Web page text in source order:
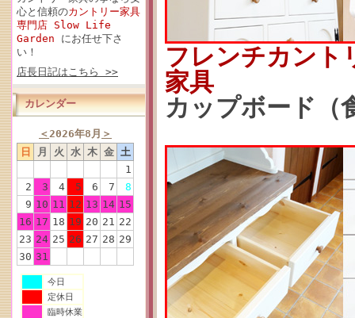
心と信頼のカントリー家具
専門店 Slow Life
Garden にお任せ下さ
い！
店長日記はこちら >>
カレンダー
＜2026年8月 ＞
日
月 火 水 木 金 土
1
2
3 4 5 6 7
8
9 10 11 12 13 14 15
16 17 18 19 20 21 22
23 24 25 26 27 28 29
30 31
今日
定休日
臨時休業
フレンチカント
家具
カップボード